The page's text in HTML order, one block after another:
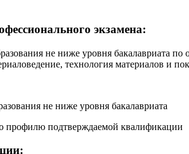
экзамена:
не ниже уровня бакалавриата
технология материалов и
не ниже уровня бакалавриата
профилю подтверждаемой квалификации